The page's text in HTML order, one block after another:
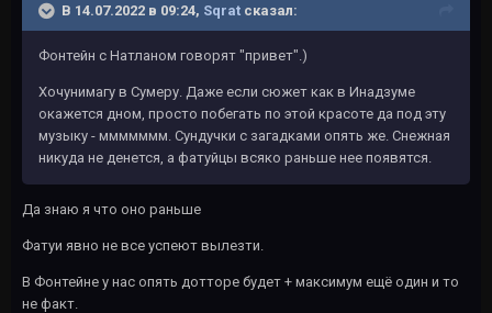
В 14.07.2022 в 09:24, Sqrat сказал:
Фонтейн с Натланом говорят "привет".)
Хочунимагу в Сумеру. Даже если сюжет как в Инадзуме
окажется дном, просто побегать по этой красоте да под эту
музыку - ммммммм. Сундучки с загадками опять же. Снежная
никуда не денется, а фатуйцы всяко раньше нее появятся.
Да знаю я что оно раньше
Фатуи явно не все успеют вылезти.
В Фонтейне у нас опять дотторе будет + максимум ещё один и то
не факт.